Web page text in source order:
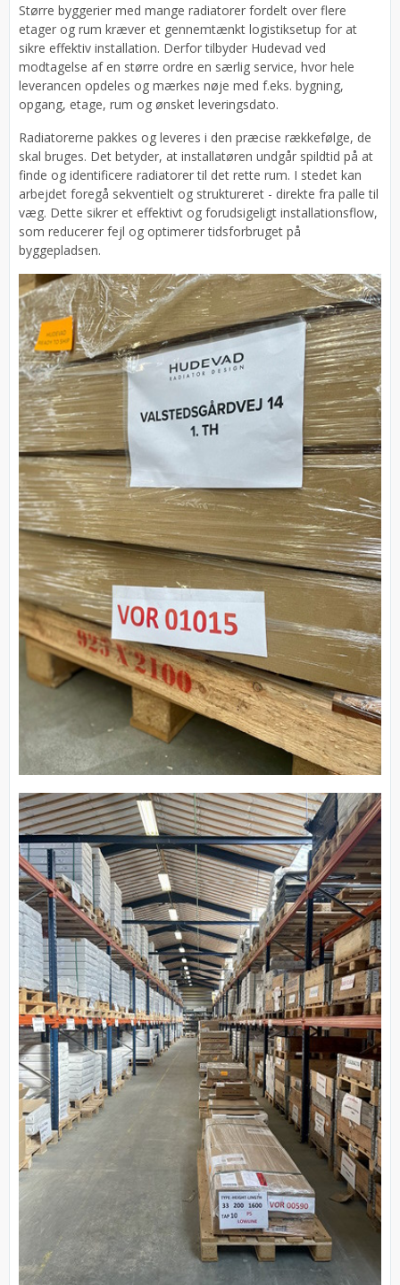
Større byggerier med mange radiatorer fordelt over flere
etager og rum kræver et gennemtænkt logistiksetup for at
sikre effektiv installation. Derfor tilbyder Hudevad ved
modtagelse af en større ordre en særlig service, hvor hele
leverancen opdeles og mærkes nøje med f.eks. bygning,
opgang, etage, rum og ønsket leveringsdato.
Radiatorerne pakkes og leveres i den præcise rækkefølge, de
skal bruges. Det betyder, at installatøren undgår spildtid på at
finde og identificere radiatorer til det rette rum. I stedet kan
arbejdet foregå sekventielt og struktureret - direkte fra palle til
væg. Dette sikrer et effektivt og forudsigeligt installationsflow,
som reducerer fejl og optimerer tidsforbruget på
byggepladsen.